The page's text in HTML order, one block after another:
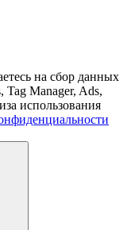
на сбор данных
Manager, Ads,
использования